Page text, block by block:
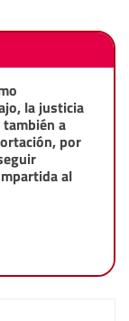
la justicia
a
por
al